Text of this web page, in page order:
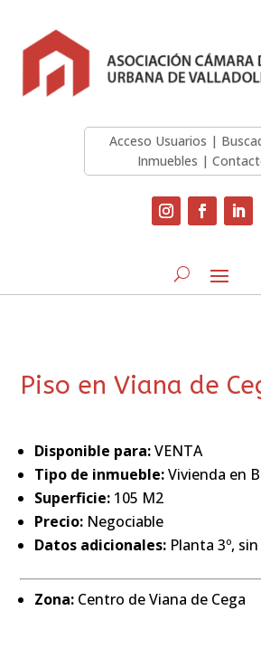
Acceso Usuarios |
Inmuebles |
Piso en Viana de
Disponible para:VENTA
Tipo de inmueble:Vivienda en
Superficie: 105 M2
Precio: Negociable
Datos adicionales: Planta 3º,
Zona: Centro de Viana de Cega